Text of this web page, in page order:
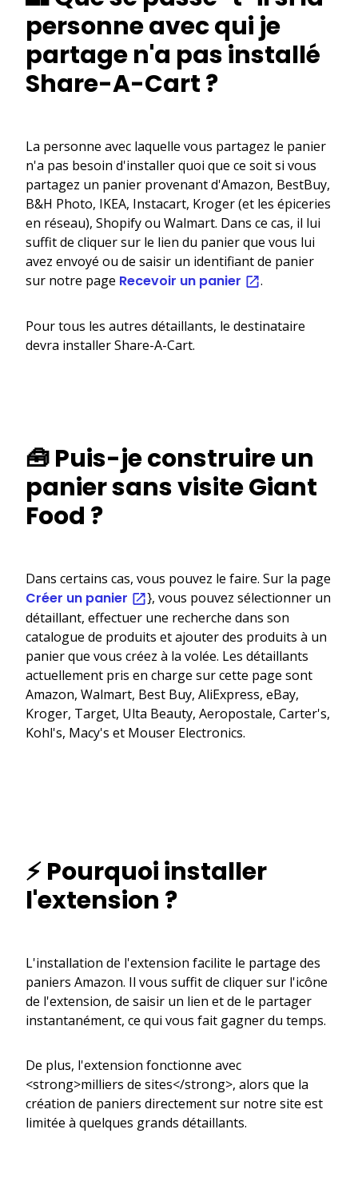
personne avec qui je
partage n'a pas installé
Share-A-Cart ?
La personne avec laquelle vous partagez le panier
n'a pas besoin d'installer quoi que ce soit si vous
partagez un panier provenant d'Amazon, BestBuy,
B&H Photo, IKEA, Instacart, Kroger (et les épiceries
en réseau), Shopify ou Walmart. Dans ce cas, il lui
suffit de cliquer sur le lien du panier que vous lui
avez envoyé ou de saisir un identifiant de panier
sur notre page Recevoir un panier .
Pour tous les autres détaillants, le destinataire
devra installer Share-A-Cart.
🧰 Puis-je construire un
panier sans visite Giant
Food ?
Dans certains cas, vous pouvez le faire. Sur la page
Créer un panier
}, vous pouvez sélectionner un
détaillant, effectuer une recherche dans son
catalogue de produits et ajouter des produits à un
panier que vous créez à la volée. Les détaillants
actuellement pris en charge sur cette page sont
Amazon, Walmart, Best Buy, AliExpress, eBay,
Kroger, Target, Ulta Beauty, Aeropostale, Carter's,
Kohl's, Macy's et Mouser Electronics.
⚡ Pourquoi installer
l'extension ?
L'installation de l'extension facilite le partage des
paniers Amazon. Il vous suffit de cliquer sur l'icône
de l'extension, de saisir un lien et de le partager
instantanément, ce qui vous fait gagner du temps.
De plus, l'extension fonctionne avec
<strong>milliers de sites</strong>, alors que la
création de paniers directement sur notre site est
limitée à quelques grands détaillants.